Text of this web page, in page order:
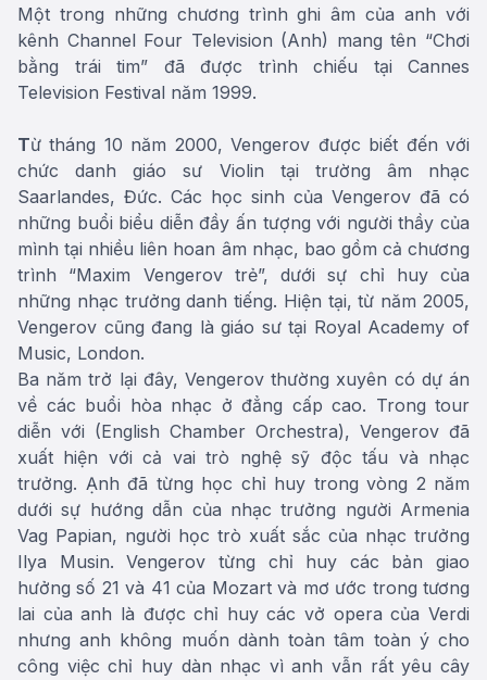
Một trong những chương trình ghi âm của anh với
kênh Channel Four Television (Anh) mang tên “Chơi
bằng trái tim” đã được trình chiếu tại Cannes
Television Festival năm 1999.
Từ tháng 10 năm 2000, Vengerov được biết đến với
chức danh giáo sư Violin tại trường âm nhạc
Saarlandes, Đức. Các học sinh của Vengerov đã có
những buổi biểu diễn đầy ấn tượng với người thầy của
mình tại nhiều liên hoan âm nhạc, bao gồm cả chương
trình “Maxim Vengerov trẻ”, dưới sự chỉ huy của
những nhạc trưởng danh tiếng. Hiện tại, từ năm 2005,
Vengerov cũng đang là giáo sư tại Royal Academy of
Music, London.
Ba năm trở lại đây, Vengerov thường xuyên có dự án
về các buổi hòa nhạc ở đẳng cấp cao. Trong tour
diễn với (English Chamber Orchestra), Vengerov đã
xuất hiện với cả vai trò nghệ sỹ độc tấu và nhạc
trưởng. Ạnh đã từng học chỉ huy trong vòng 2 năm
dưới sự hướng dẫn của nhạc trưởng người Armenia
Vag Papian, người học trò xuất sắc của nhạc trưởng
Ilya Musin. Vengerov từng chỉ huy các bản giao
hưởng số 21 và 41 của Mozart và mơ ước trong tương
lai của anh là được chỉ huy các vở opera của Verdi
nhưng anh không muốn dành toàn tâm toàn ý cho
công việc chỉ huy dàn nhạc vì anh vẫn rất yêu cây